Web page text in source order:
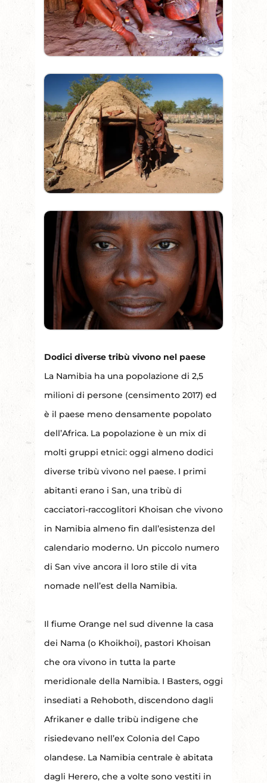
Dodici diverse tribù vivono nel paese
La Namibia ha una popolazione di 2,5
milioni di persone (censimento 2017) ed
è il paese meno densamente popolato
dell’Africa. La popolazione è un mix di
molti gruppi etnici: oggi almeno dodici
diverse tribù vivono nel paese. I primi
abitanti erano i San, una tribù di
cacciatori-raccoglitori Khoisan che vivono
in Namibia almeno fin dall’esistenza del
calendario moderno. Un piccolo numero
di San vive ancora il loro stile di vita
nomade nell’est della Namibia.
Il fiume Orange nel sud divenne la casa
dei Nama (o Khoikhoi), pastori Khoisan
che ora vivono in tutta la parte
meridionale della Namibia. I Basters, oggi
insediati a Rehoboth, discendono dagli
Afrikaner e dalle tribù indigene che
risiedevano nell’ex Colonia del Capo
olandese. La Namibia centrale è abitata
dagli Herero, che a volte sono vestiti in